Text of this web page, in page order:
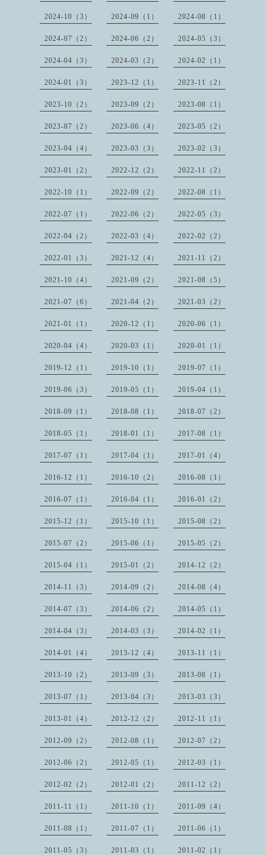
2024-10（3） 2024-09（1） 2024-08（1）
2024-07（2） 2024-06（2） 2024-05（3）
2024-04（3） 2024-03（2） 2024-02（1）
2024-01（3） 2023-12（1） 2023-11（2）
2023-10（2） 2023-09（2） 2023-08（1）
2023-07（2） 2023-06（4） 2023-05（2）
2023-04（4） 2023-03（3） 2023-02（3）
2023-01（2） 2022-12（2） 2022-11（2）
2022-10（1） 2022-09（2） 2022-08（1）
2022-07（1） 2022-06（2） 2022-05（3）
2022-04（2） 2022-03（4） 2022-02（2）
2022-01（3） 2021-12（4） 2021-11（2）
2021-10（4） 2021-09（2） 2021-08（5）
2021-07（6） 2021-04（2） 2021-03（2）
2021-01（1） 2020-12（1） 2020-06（1）
2020-04（4） 2020-03（1） 2020-01（1）
2019-12（1） 2019-10（1） 2019-07（1）
2019-06（3） 2019-05（1） 2019-04（1）
2018-09（1） 2018-08（1） 2018-07（2）
2018-05（1） 2018-01（1） 2017-08（1）
2017-07（1） 2017-04（1） 2017-01（4）
2016-12（1） 2016-10（2） 2016-08（1）
2016-07（1） 2016-04（1） 2016-01（2）
2015-12（1） 2015-10（1） 2015-08（2）
2015-07（2） 2015-06（1） 2015-05（2）
2015-04（1） 2015-01（2） 2014-12（2）
2014-11（3） 2014-09（2） 2014-08（4）
2014-07（3） 2014-06（2） 2014-05（1）
2014-04（3） 2014-03（3） 2014-02（1）
2014-01（4） 2013-12（4） 2013-11（1）
2013-10（2） 2013-09（3） 2013-08（1）
2013-07（1） 2013-04（3） 2013-03（3）
2013-01（4） 2012-12（2） 2012-11（1）
2012-09（2） 2012-08（1） 2012-07（2）
2012-06（2） 2012-05（1） 2012-03（1）
2012-02（2） 2012-01（2） 2011-12（2）
2011-11（1） 2011-10（1） 2011-09（4）
2011-08（1） 2011-07（1） 2011-06（1）
2011-05（3） 2011-03（1） 2011-02（1）